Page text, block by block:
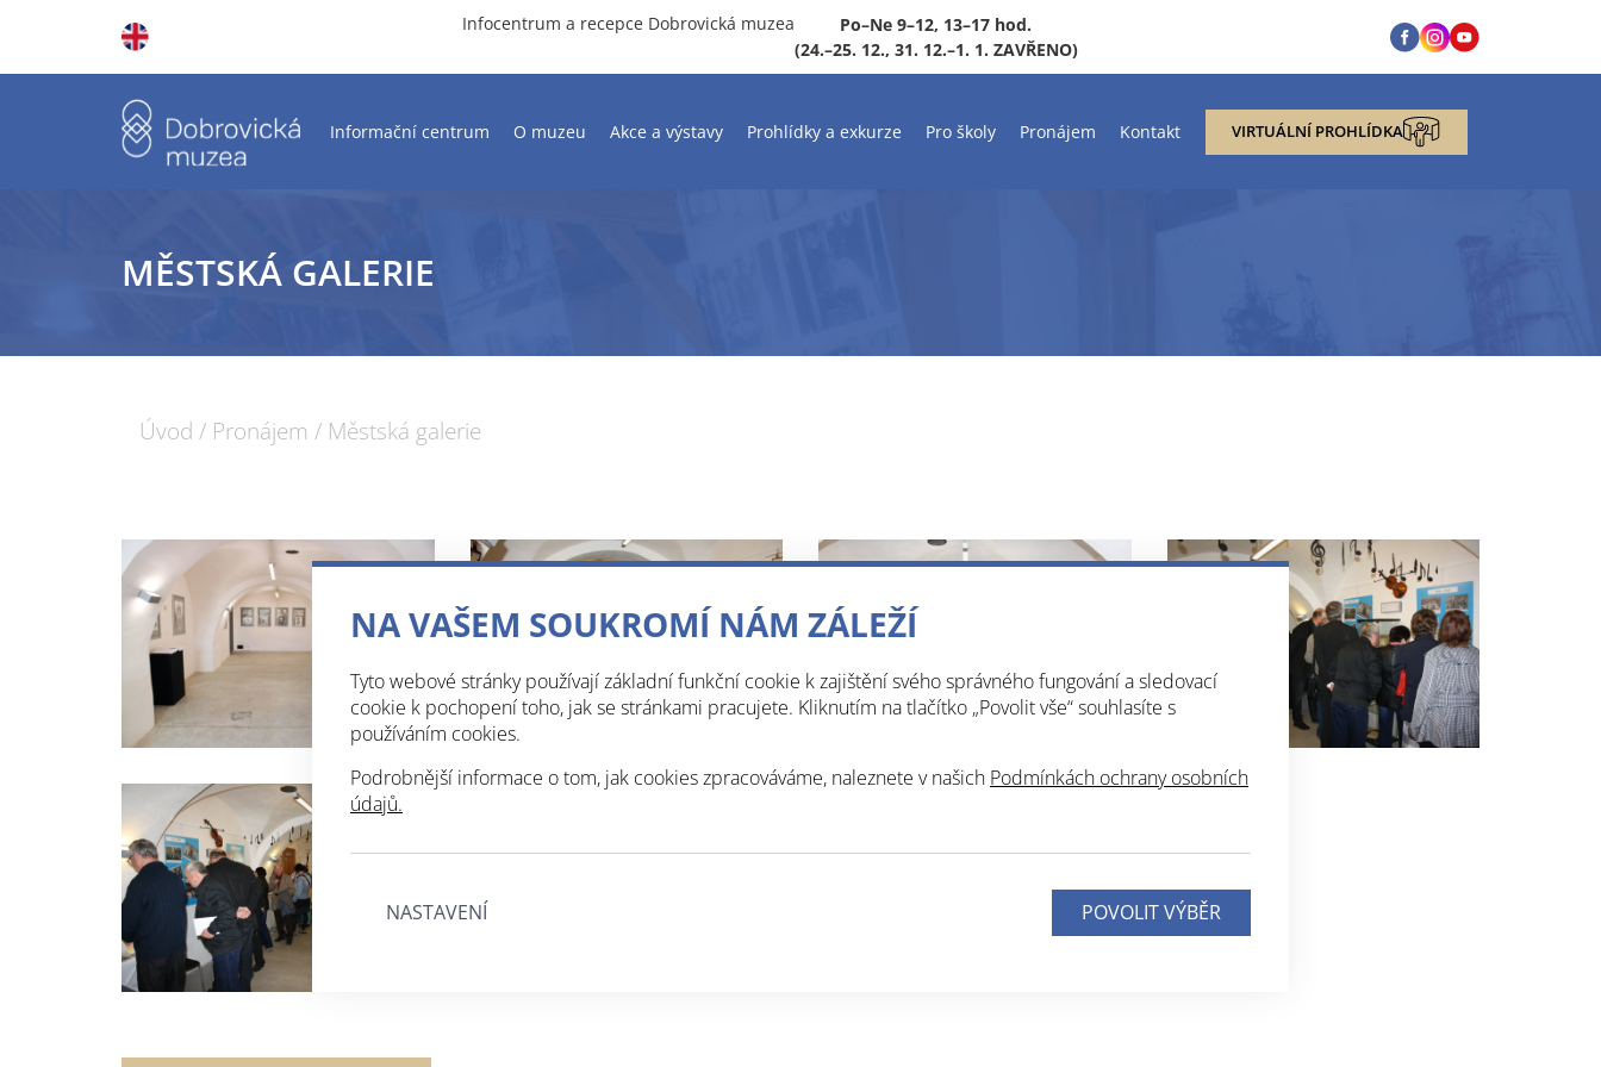
NA VAŠEM SOUKROMÍ NÁM ZÁLEŽÍ
Tyto webové stránky používají základní funkční cookie k zajištění svého správného fungování a sledovací
cookie k pochopení toho, jak se stránkami pracujete. Kliknutím na tlačítko „Povolit vše“ souhlasíte s
používáním cookies.
Podrobnější informace o tom, jak cookies zpracováváme, naleznete v našich Podmínkách ochrany osobních
údajů.
NASTAVENÍ
Infocentrum a recepce Dobrovická muzea
Po–Ne 9–12, 13–17 hod.
(24.–25. 12., 31. 12.–1. 1. ZAVŘENO)
Informační centrum O muzeu Akce a výstavy Prohlídky a exkurze Pro školy Pronájem Kontakt VIRTUÁLNÍ PROHLÍDKA
MĚSTSKÁ GALERIE
Úvod / Pronájem / Městská galerie